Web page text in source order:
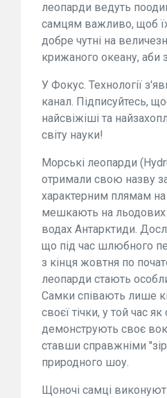
леопарди ведуть
самцям важливо, щоб
добре чутні на
крижаного океану, аби
У Фокус. Технології
канал. Підписуйтесь,
найсвіжіші та
світу науки!
Морські леопарди
отримали свою назву
характерним плямам на
мешкають на льодових
водах Антарктиди.
що під час шлюбного
з кінця жовтня по
леопарди стають
Самки співають лише
своєї тічки, у той час як
демонструють своє
ставши справжніми
природного шоу.
Щоночі самці